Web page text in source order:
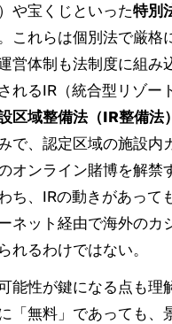
や宝くじといった特別
これらは個別法で厳格
営体制も法制度に組み
れるIR（統合型リゾー
区域整備法（IR整備法）
で、認定区域の施設内
オンライン賭博を解禁
ち、IRの動きがあって
ネット経由で海外のカ
れるわけではない。
能性が鍵になる点も理
「無料」であっても、